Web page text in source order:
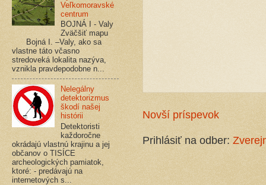
Novší príspevok
Prihlásiť na odber:
Veľkomoravské
centrum
BOJNÁ I - Valy
Zväčšiť mapu
Bojná I. –Valy, ako sa
vlastne táto včasno
stredoveká lokalita nazýva,
vznikla pravdepodobne n...
Nelegálny
detektorizmus
škodí našej
histórii
Detektoristi
každoročne
okrádajú vlastnú krajinu a jej
občanov o TISÍCE
archeologických pamiatok,
ktoré: - predávajú na
internetových s...